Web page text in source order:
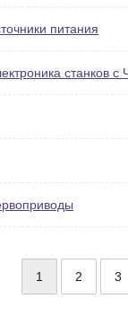
питания
станков с
1 2 3